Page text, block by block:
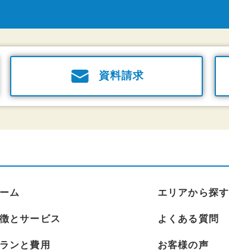
資料請求
ム
とサービス
ンと費用
エリアから探す
よくある質問
お客様の声